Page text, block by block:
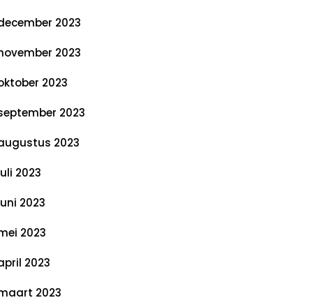
2023
2023
2023
2023
2023
2023
2023
2023
2023
2023